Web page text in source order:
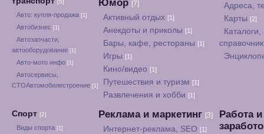
[5]
Авто: купля-продажа [1]
Автобизнес [1]
Автозапчасти,
автооборудование [1]
Авто-мото инфо [1]
Автосервисы,
СТОАвтомобилестроение [1]
Юмор [7]
Активный отдых [1]
Анекдоты и приколы [1]
Бары, кафе, рестораны [1]
Игры [1]
Кино/видео [1]
Путешествия и туризм [1]
Развлечения и хобби [1]
Адреса,
Карты [2]
Каталоги,
Спорт [2]
Виды спорта [1]
Реклама и маркетинг [3]
Интернет-реклама, SEO [1]
Работа и